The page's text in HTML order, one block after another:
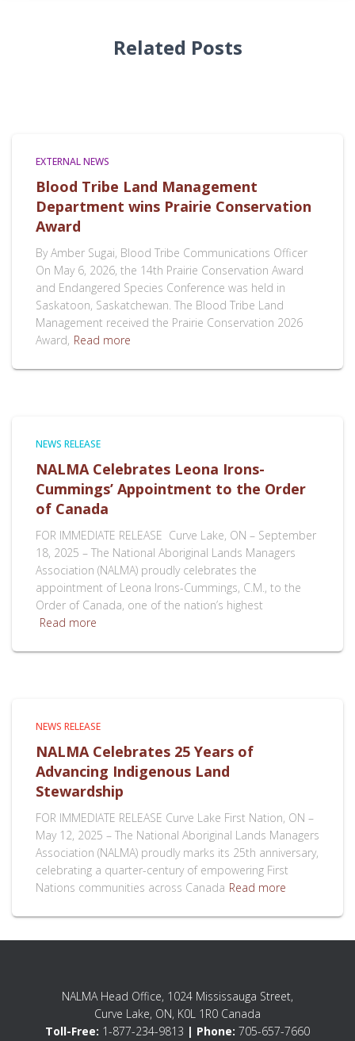
Related Posts
EXTERNAL NEWS
Blood Tribe Land Management
Department wins Prairie Conservation
Award
By Amber Sugai, Blood Tribe Communications Officer
On May 6, 2026, the 14th Prairie Conservation Award
and Endangered Species Conference was held in
Saskatoon, Saskatchewan. The Blood Tribe Land
Management received the Prairie Conservation 2026
Award, Read more
NEWS RELEASE
NALMA Celebrates Leona Irons-
Cummings’ Appointment to the Order
of Canada
FOR IMMEDIATE RELEASE Curve Lake, ON – September
18, 2025 – The National Aboriginal Lands Managers
Association (NALMA) proudly celebrates the
appointment of Leona Irons-Cummings, C.M., to the
Order of Canada, one of the nation’s highest
Read more
NEWS RELEASE
NALMA Celebrates 25 Years of
Advancing Indigenous Land
Stewardship
FOR IMMEDIATE RELEASE Curve Lake First Nation, ON –
May 12, 2025 – The National Aboriginal Lands Managers
Association (NALMA) proudly marks its 25th anniversary,
celebrating a quarter-century of empowering First
Nations communities across Canada Read more
NALMA Head Office, 1024 Mississauga Street,
Curve Lake, ON, K0L 1R0 Canada
Toll-Free: 1-877-234-9813 | Phone: 705-657-7660